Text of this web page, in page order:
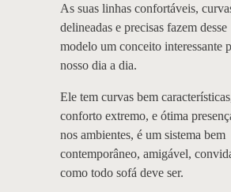
As suas linhas confortáveis,
delineadas e precisas fazem desse
modelo um conceito interessante
nosso dia a dia.
Ele tem curvas bem
conforto extremo, e ótima
nos ambientes, é um sistema bem
contemporâneo, amigável,
como todo sofá deve ser.